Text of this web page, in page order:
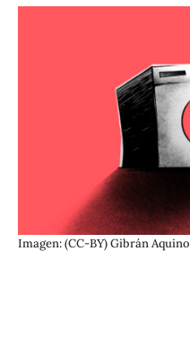
Imagen: (CC-BY) Gibrán Aquino